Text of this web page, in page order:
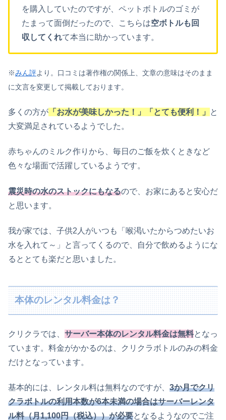
を購入していたのですが、ペットボトルのゴミが
たまって面倒だったので、こちらは空ボトルも回
収してくれて本当に助かっています。
※みん評より。口コミは著作権の関係上、文章の意味はそのまま
に文言を変更して掲載しております。
多くの方が 「お水が美味しかった！」「とても便利！」
と
大変満足されているようでした。
赤ちゃんのミルク作りから、毎日のご飯を炊くときなど
色々な場面で活躍しているようです。
震災時の水のストックにもなるので、お家にあると安心だ
と思います。
我が家では、子供2人がいつも「喉渇いたからつめたいお
水を入れて～」と言ってくるので、自分で飲めるようにな
るととても楽だと思いました。
本体のレンタル料金は？
クリクラでは、 サーバー本体のレンタル料金は無料となっ
ています。料金がかかるのは、クリクラボトルのみの料金
だけとなっています。
基本的には、レンタル料は無料なのですが、 3か月でクリ
クラボトルの利用本数が6本未満の場合はサーバーレンタ
ル料（月1,100円（税込））が必要となるようなのでご注